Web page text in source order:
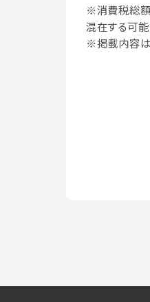
※消費税総額
混在する可能
※掲載内容は